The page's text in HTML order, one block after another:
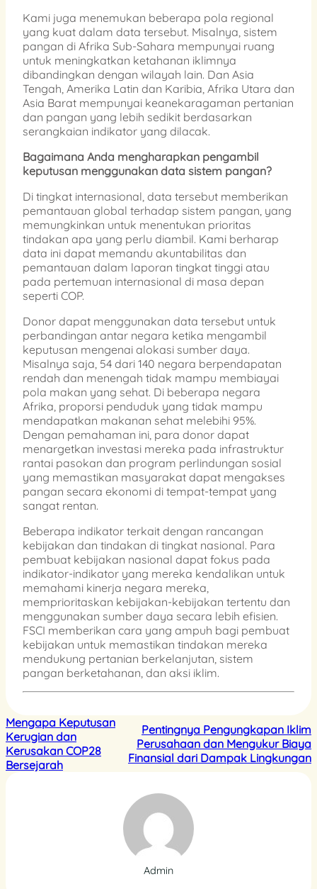
Kami juga menemukan beberapa pola regional
yang kuat dalam data tersebut. Misalnya, sistem
pangan di Afrika Sub-Sahara mempunyai ruang
untuk meningkatkan ketahanan iklimnya
dibandingkan dengan wilayah lain. Dan Asia
Tengah, Amerika Latin dan Karibia, Afrika Utara dan
Asia Barat mempunyai keanekaragaman pertanian
dan pangan yang lebih sedikit berdasarkan
serangkaian indikator yang dilacak.
Bagaimana Anda mengharapkan pengambil
keputusan menggunakan data sistem pangan?
Di tingkat internasional, data tersebut memberikan
pemantauan global terhadap sistem pangan, yang
memungkinkan untuk menentukan prioritas
tindakan apa yang perlu diambil. Kami berharap
data ini dapat memandu akuntabilitas dan
pemantauan dalam laporan tingkat tinggi atau
pada pertemuan internasional di masa depan
seperti COP.
Donor dapat menggunakan data tersebut untuk
perbandingan antar negara ketika mengambil
keputusan mengenai alokasi sumber daya.
Misalnya saja, 54 dari 140 negara berpendapatan
rendah dan menengah tidak mampu membiayai
pola makan yang sehat. Di beberapa negara
Afrika, proporsi penduduk yang tidak mampu
mendapatkan makanan sehat melebihi 95%.
Dengan pemahaman ini, para donor dapat
menargetkan investasi mereka pada infrastruktur
rantai pasokan dan program perlindungan sosial
yang memastikan masyarakat dapat mengakses
pangan secara ekonomi di tempat-tempat yang
sangat rentan.
Beberapa indikator terkait dengan rancangan
kebijakan dan tindakan di tingkat nasional. Para
pembuat kebijakan nasional dapat fokus pada
indikator-indikator yang mereka kendalikan untuk
memahami kinerja negara mereka,
memprioritaskan kebijakan-kebijakan tertentu dan
menggunakan sumber daya secara lebih efisien.
FSCI memberikan cara yang ampuh bagi pembuat
kebijakan untuk memastikan tindakan mereka
mendukung pertanian berkelanjutan, sistem
pangan berketahanan, dan aksi iklim.
Mengapa Keputusan
Kerugian dan
Kerusakan COP28
Bersejarah
Pentingnya Pengungkapan Iklim
Perusahaan dan Mengukur Biaya
Finansial dari Dampak Lingkungan
Admin